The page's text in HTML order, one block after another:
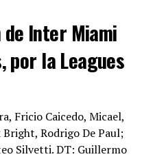
Inter Miami
por la Leagues
Fricio Caicedo, Micael,
Rodrigo De Paul;
Silvetti. DT: Guillermo